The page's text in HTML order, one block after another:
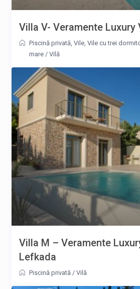
Villa V- Veramente
Piscină privată ,Vile ,Vile cu trei
mare /Vilă
Villa M – Veramente
Lefkada
Piscină privată /Vilă